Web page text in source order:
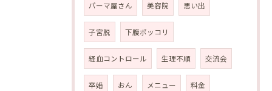
パーマ屋さん 美容院 思い出
子宮脱 下腹ポッコリ
経血コントロール 生理不順 交流会
卒婚 おん メニュー 料金